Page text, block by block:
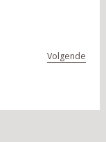
Volgende